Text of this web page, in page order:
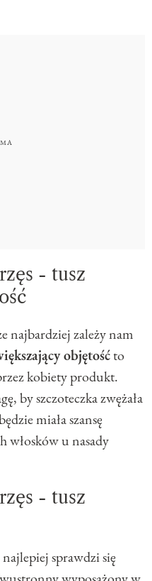
- tusz
najbardziej zależy nam
objętośćto
kobiety produkt.
by szczoteczka zwężała
miała szansę
włosków u nasady
- tusz
sprawdzi się